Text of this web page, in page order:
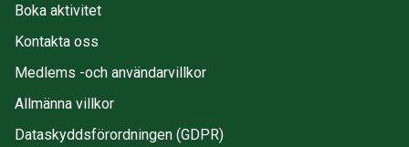
Boka aktivitet
Kontakta oss
Medlems -och användarvillkor
Allmänna villkor
Dataskyddsförordningen (GDPR)